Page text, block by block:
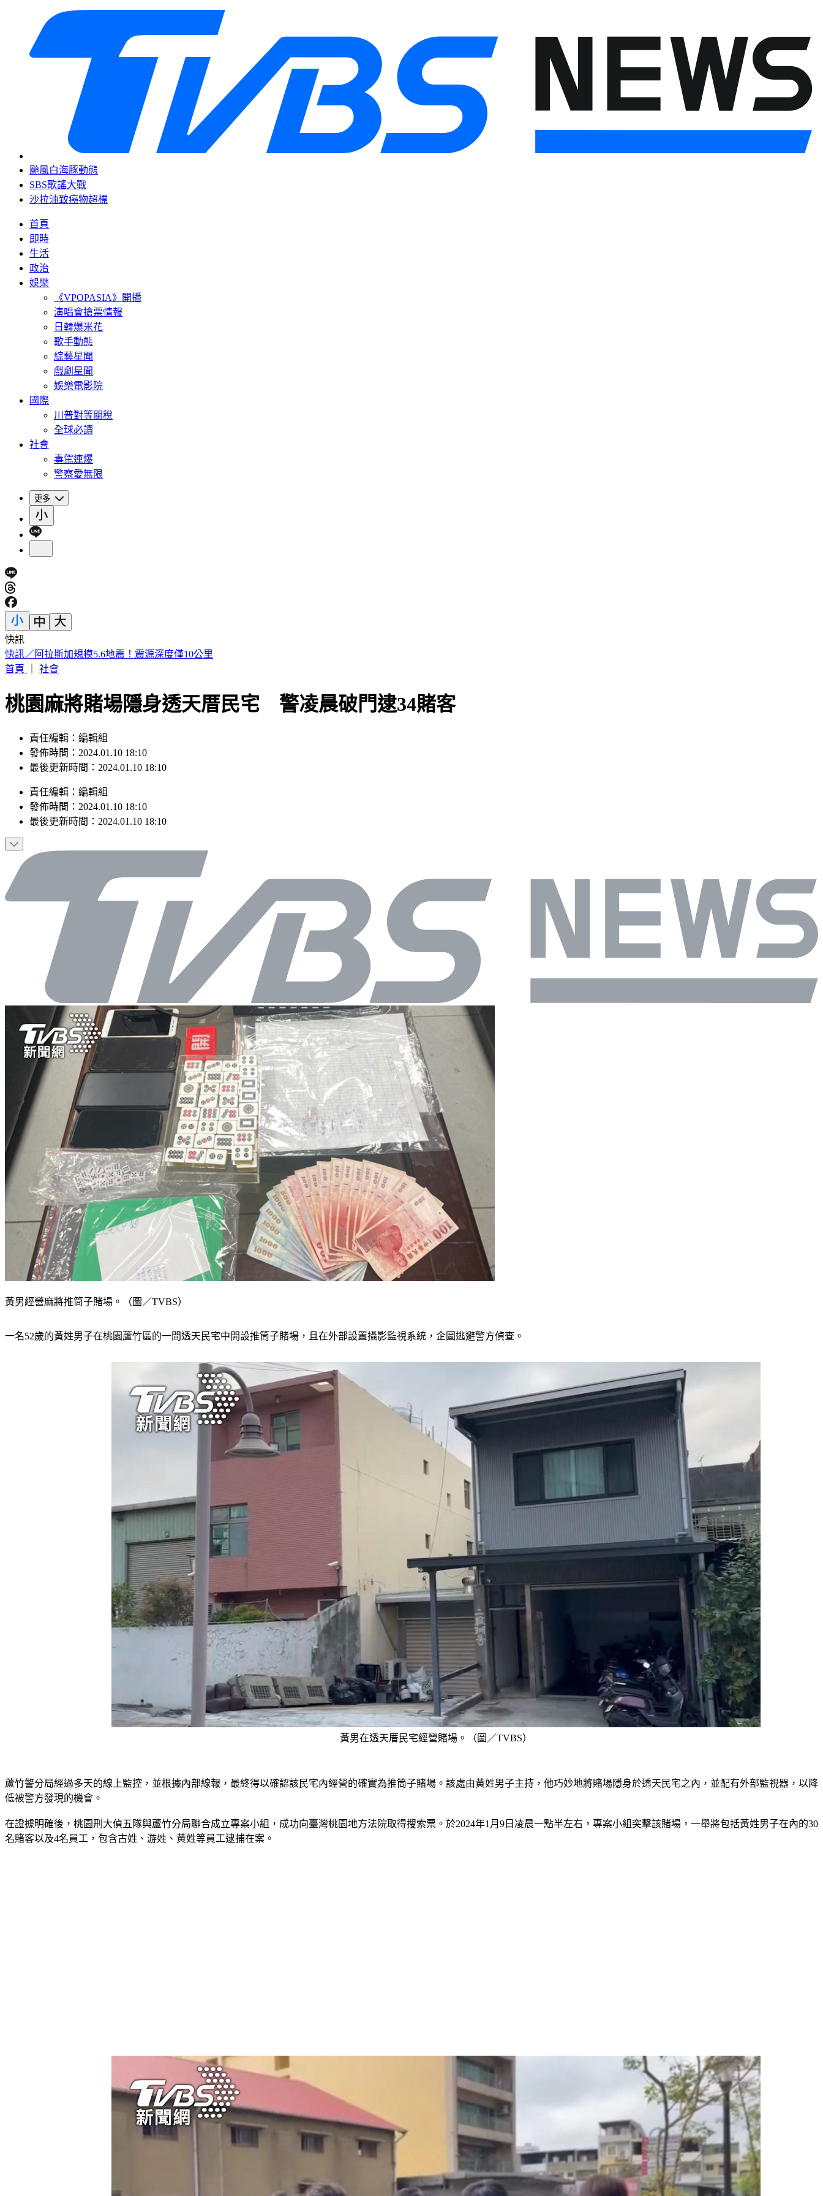
颱風白海豚動態
SBS歌謠大戰
沙拉油致癌物超標
首頁
即時
生活
政治
娛樂
《VPOPASIA》開播
演唱會搶票情報
日韓爆米花
歌手動態
綜藝星聞
戲劇星聞
娛樂電影院
國際
川普對等關稅
全球必讀
社會
毒駕連爆
警察愛無限
更多
快訊
快訊／阿拉斯加規模5.6地震！震源深度僅10公里
首頁
社會
桃園麻將賭場隱身透天厝民宅 警凌晨破門逮34賭客
責任編輯：編輯組
發佈時間：2024.01.10 18:10
最後更新時間：2024.01.10 18:10
責任編輯 ： 編輯組
發佈時間： 2024.01.10 18:10
最後更新時間： 2024.01.10 18:10
黃男經營麻將推筒子賭場。（圖／TVBS）
一名52歲的黃姓男子在桃園蘆竹區的一間透天民宅中開設推筒子賭場，且在外部設置攝影監視系統，企圖逃避警方偵查。
黃男在透天厝民宅經營賭場。（圖／TVBS）
蘆竹警分局經過多天的線上監控，並根據內部線報，最終得以確認該民宅內經營的確實為推筒子賭場。該處由黃姓男子主持，他巧妙地將賭場隱身於透天民宅之內，並配有外部監視器，以降
低被警方發現的機會。
在證據明確後，桃園刑大偵五隊與蘆竹分局聯合成立專案小組，成功向臺灣桃園地方法院取得搜索票。於2024年1月9日凌晨一點半左右，專案小組突擊該賭場，一舉將包括黃姓男子在內的30
名賭客以及4名員工，包含古姓、游姓、黃姓等員工逮捕在案。